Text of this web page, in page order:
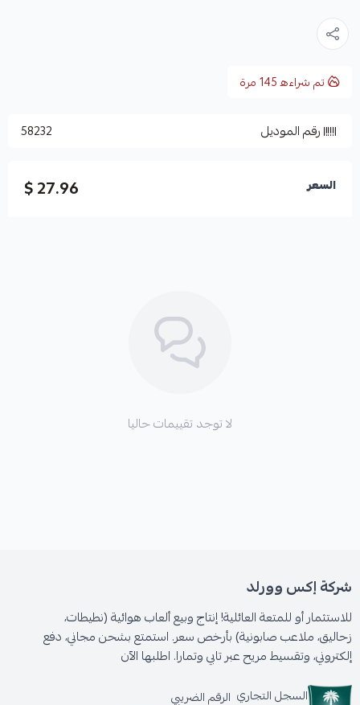
تم شراءه145مرة
رقم الموديل 58232
السعر 27.96 $
لا توجد تقييمات حاليا
شركة إكس وورلد
للاستثمار أو للمتعة العائلية! إنتاج وبيع ألعاب هوائية (نطيطات،
زحاليق، ملاعب صابونية) بأرخص سعر. استمتع بشحن مجاني، دفع
إلكتروني، وتقسيط مريح عبر تابي وتمارا. اطلبها الآن
السجل التجاري الرقم الضريبي